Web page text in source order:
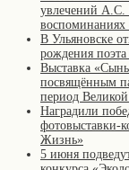
увлечений А.С.
воспоминаниях
В Ульяновске
рождения
Выставка
посвящённым
период
Наградили
фотовыставки-
Жизнь»
5 июня